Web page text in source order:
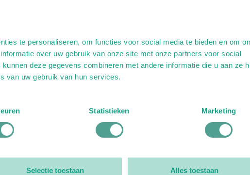
te personaliseren, om functies voor social media te bieden en om
over uw gebruik van onze site met onze partners voor social
deze gegevens combineren met andere informatie die u aan ze
van uw gebruik van hun services.
Statistieken Marketing
Selectie toestaan Alles toestaan
Open: 09:00 - 12:30